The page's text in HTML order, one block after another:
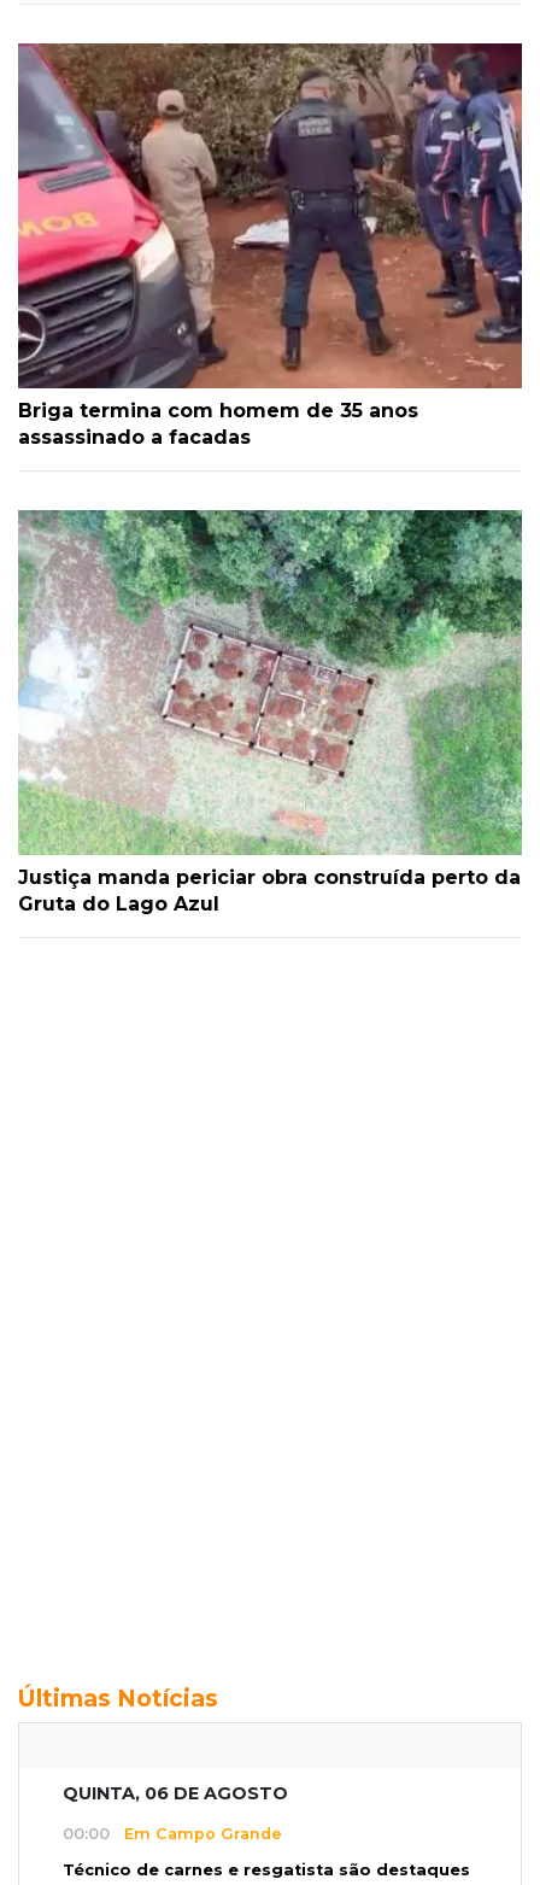
Briga termina com homem de 35 anos
assassinado a facadas
Justiça manda periciar obra construída perto da
Gruta do Lago Azul
Últimas Notícias
QUINTA, 06 DE AGOSTO
00:00 Em Campo Grande
Técnico de carnes e resgatista são destaques